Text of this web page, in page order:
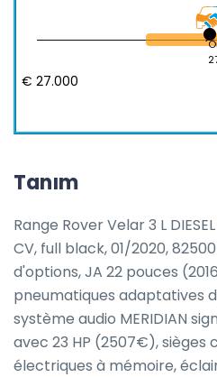
€ 27.000
Tanım
Range Rover Velar 3 L
CV, full black, 01/2020,
d'options, JA 22 pouces
pneumatiques adaptatives
système audio MERIDIAN
avec 23 HP (2507€),
électriques à mémoire,